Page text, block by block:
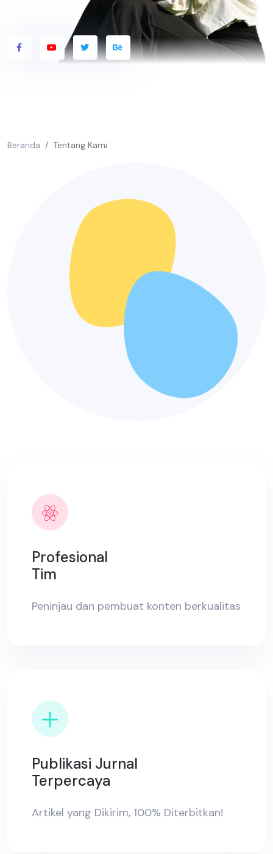
Beranda Tentang Kami
Profesional
Tim
Peninjau dan pembuat konten berkualitas
Publikasi Jurnal
Terpercaya
Artikel yang Dikirim, 100% Diterbitkan!